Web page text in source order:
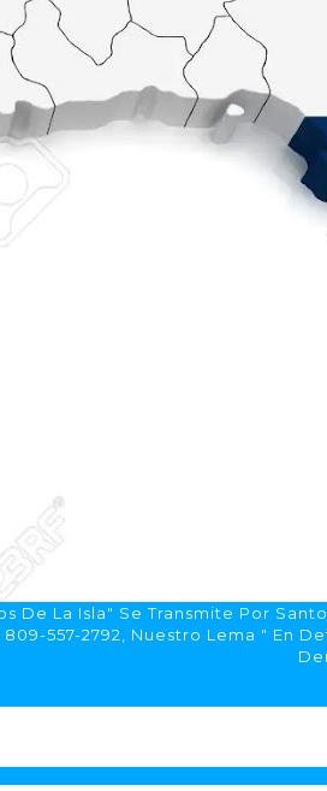
La Isla" Se Transmite Por
557-2792, Nuestro Lema " En